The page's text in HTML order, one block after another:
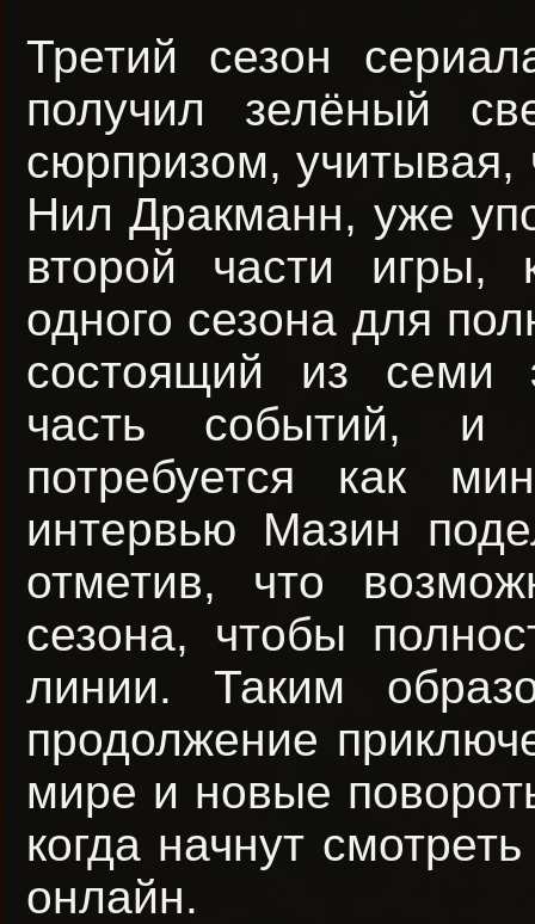
Третий сезон
получил зелёный
сюрпризом, учитывая,
Нил Дракманн, уже
второй части игры,
одного сезона для
состоящий из семи
часть событий, и
потребуется как
интервью Мазин
отметив, что
сезона, чтобы
линии. Таким
продолжение
мире и новые
когда начнут
онлайн.